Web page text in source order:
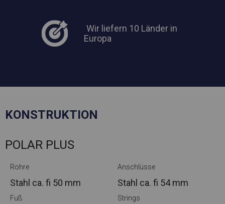
Wir liefern 10 Länder in
Europa
KONSTRUKTION
POLAR PLUS
Rohre
Stahl ca. fi 50 mm
Anschlüsse
Stahl ca. fi 54 mm
Fuß Strings